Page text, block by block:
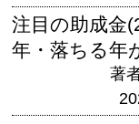
注目の助成金
年・落ちる年
著